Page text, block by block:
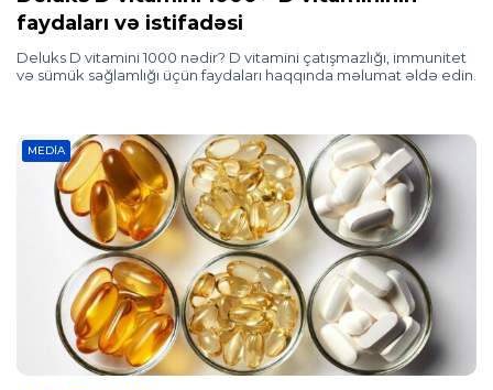
faydaları və istifadəsi
Deluks D vitamini 1000 nədir? D vitamini çatışmazlığı, immunitet
və sümük sağlamlığı üçün faydaları haqqında məlumat əldə edin.
MEDIA